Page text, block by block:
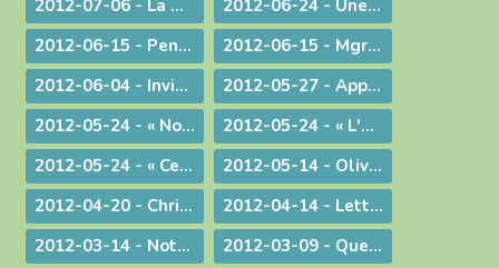
2012-07-06 - La miséricorde et le ministère du prêtre
2012-06-24 - Une vie donnée pour le Christ
2012-06-15 - Pentecôte 2012 : La fête d'une famille aux nombreux enfants !
2012-06-15 - Mgr Pascal Roland, Évêque de Belley-Ars : Message de Mgr Guy Bagnard aux diocésains de Belley-Ars
2012-06-04 - Invitation à l'Assemblée Générale de l'Association Diocésaine
2012-05-27 - Appelés à vivre l'Aujourd'hui de Dieu !
2012-05-24 - « Nous voulons vivre, développer et transmettre ce message chrétien ! »
2012-05-24 - « L'Esprit-Saint vous sera donné en plénitude. »
2012-05-24 - « Ce n'est pas le fait d'être évêque qui m'a rendu heureux, c'est le fait d'avoir donné ma vie »
2012-05-14 - Olivier de Coat, nouveau Directeur diocésain de l'Enseignement Catholique
2012-04-20 - Christ est ressuscité !
2012-04-14 - Lettre aux prêtres du diocèse
2012-03-14 - Note complémentaire à propos des élections
2012-03-09 - Quelle vision de l'homme ?